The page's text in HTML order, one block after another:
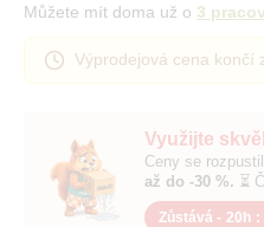
Využijte
Ceny se
až do -30 %. ⏳
Zůstává - 20h :
Můžete mít doma už o 3
Výprodejová cena končí